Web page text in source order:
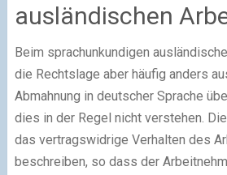
ausländischen
Beim sprachunkundigen
die Rechtslage aber häufig anders
Abmahnung in deutscher Sprache
dies in der Regel nicht verstehen.
das vertragswidrige Verhalten des
beschreiben, so dass der